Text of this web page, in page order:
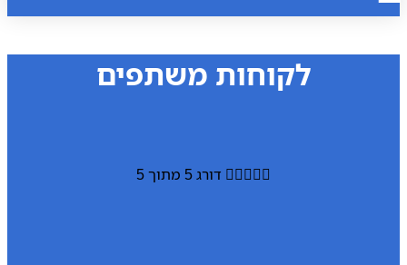
לקוחות משתפים
 דורג 5 מתוך 5